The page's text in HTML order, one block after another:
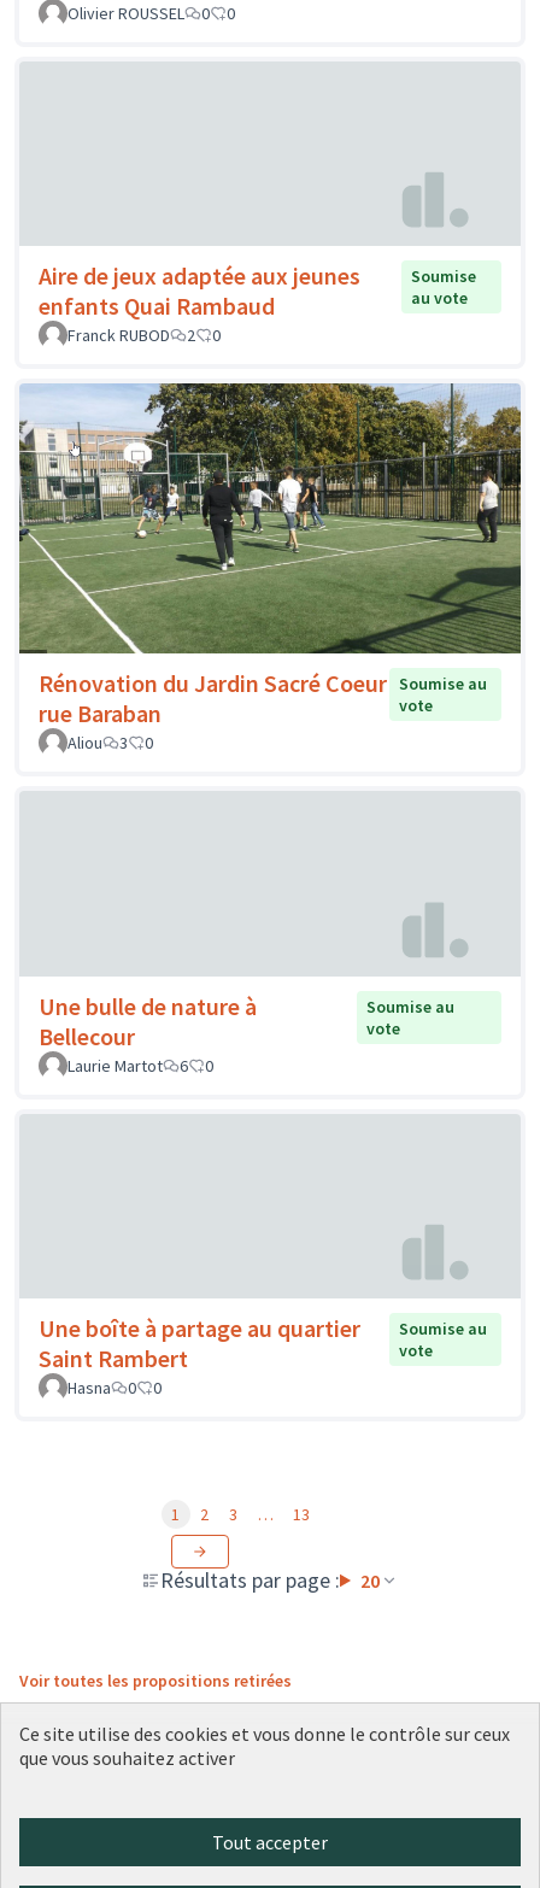
Olivier ROUSSEL
0 0
Aire de jeux adaptée aux jeunes
enfants Quai Rambaud
Soumise
au vote
Franck RUBOD
2 0
Rénovation du Jardin Sacré Coeur
rue Baraban
Soumise au
vote
Aliou
3 0
Une bulle de nature à
Bellecour
Soumise au
vote
Laurie Martot
6 0
Une boîte à partage au quartier
Saint Rambert
Soumise au
vote
Hasna
0 0
Résultats par page : 20
1 2 3 … 13
Voir toutes les propositions retirées
(Lien externe)
(Lien externe)
(Lien externe)
(Lien externe)
(Lien externe)
Ce site utilise des cookies et vous donne le contrôle sur ceux
que vous souhaitez activer
Tout accepter